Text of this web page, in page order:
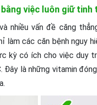
việc luôn giữ tinh
nhiều vấn đề căng
các căn bệnh nguy
kỳ có ích cho việc duy
Đây là những vitamin